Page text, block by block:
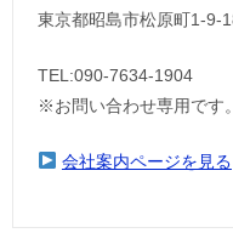
東京都昭島市松原町1-
TEL:090-7634-1904
※お問い合わせ専用です。
会社案内ページを見る